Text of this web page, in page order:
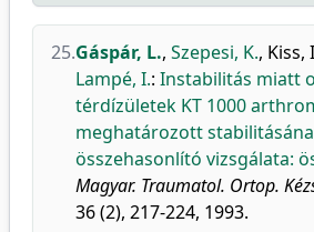
25.Gáspár, L., Szepesi, K., Kiss,
Lampé, I.: Instabilitás miatt
térdízületek KT 1000
meghatározott
összehasonlító vizsgálata:
Magyar. Traumatol. Ortop.
36 (2), 217-224, 1993.